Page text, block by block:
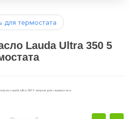
для термостата
Lauda Ultra 350 5